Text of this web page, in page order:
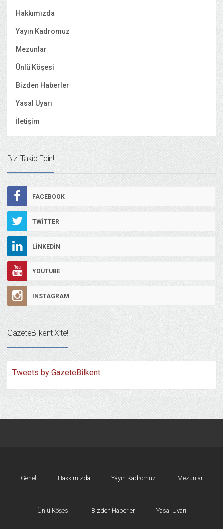
Hakkımızda
Yayın Kadromuz
Mezunlar
Ünlü Köşesi
Bizden Haberler
Yasal Uyarı
İletişim
Bizi Takip Edin!
FACEBOOK
TWITTER
LINKEDIN
YOUTUBE
INSTAGRAM
GazeteBilkent X’te!
Tweets by GazeteBilkent
Genel Hakkımızda Yayın Kadromuz Mezunlar
Ünlü Köşesi Bizden Haberler Yasal Uyarı